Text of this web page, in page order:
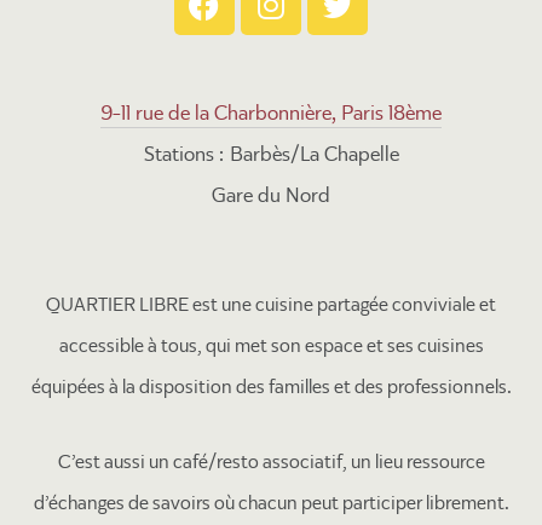
9-11 rue de la Charbonnière, Paris 18ème
Stations : Barbès/La Chapelle
Gare du Nord
QUARTIER LIBRE est une cuisine partagée conviviale et
accessible à tous, qui met son espace et ses cuisines
équipées à la disposition des familles et des professionnels.
C’est aussi un café/resto associatif, un lieu ressource
d’échanges de savoirs où chacun peut participer librement.